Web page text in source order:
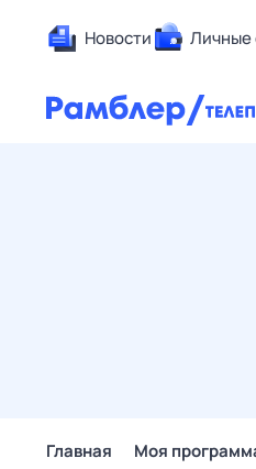
Новости Личные
Главная Моя